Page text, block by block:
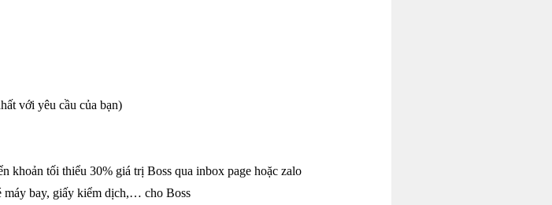
với yêu cầu của bạn)
khoản tối thiểu 30% giá trị Boss qua inbox page hoặc zalo
máy bay, giấy kiểm dịch,… cho Boss